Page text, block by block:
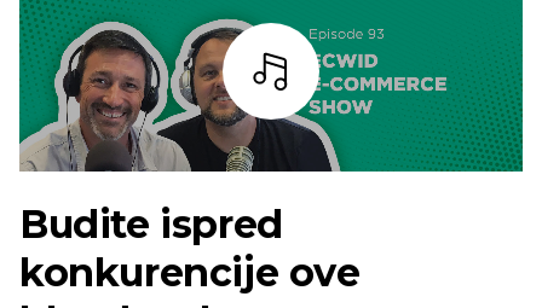
Slušaj
Budite ispred
konkurencije ove